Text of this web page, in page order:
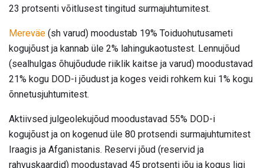
23 protsenti võitlusest tingitud surmajuhtumitest.
Mereväe (sh varud) moodustab 19% Toiduohutusameti
kogujõust ja kannab üle 2% lahingukaotustest. Lennujõud
(sealhulgas õhujõudude riiklik kaitse ja varud) moodustavad
21% kogu DOD-i jõudust ja koges veidi rohkem kui 1% kogu
õnnetusjuhtumitest.
Aktiivsed julgeolekujõud moodustavad 55% DOD-i
kogujõust ja on kogenud üle 80 protsendi surmajuhtumitest
Iraagis ja Afganistanis. Reservi jõud (reservid ja
rahvuskaardid) moodustavad 45 protsenti jõu ja kogus ligi